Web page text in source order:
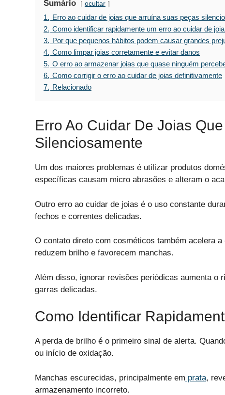
Sumário ocultar
1. Erro ao cuidar de joias que arruína suas peças
2. Como identificar rapidamente um erro ao cuidar de
3. Por que pequenos hábitos podem causar grandes
4. Como limpar joias corretamente e evitar danos
5. O erro ao armazenar joias que quase ninguém
6. Como corrigir o erro ao cuidar de joias definitivamente
7. Relacionado
Erro Ao Cuidar De Joias
Silenciosamente
Um dos maiores problemas é utilizar produtos
específicas causam micro abrasões e alteram o
Outro erro ao cuidar de joias é o uso constante
fechos e correntes delicadas.
O contato direto com cosméticos também acelera
reduzem brilho e favorecem manchas.
Além disso, ignorar revisões periódicas aumenta o
garras delicadas.
Como Identificar
A perda de brilho é o primeiro sinal de alerta.
ou início de oxidação.
Manchas escurecidas, principalmente em prata,
armazenamento incorreto.